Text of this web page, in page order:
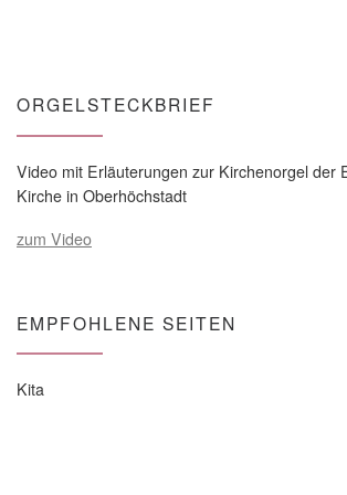
ORGELSTECKBRIEF
Video mit Erläuterungen zur Kirchenorgel der
Kirche in Oberhöchstadt
zum Video
EMPFOHLENE SEITEN
Kita